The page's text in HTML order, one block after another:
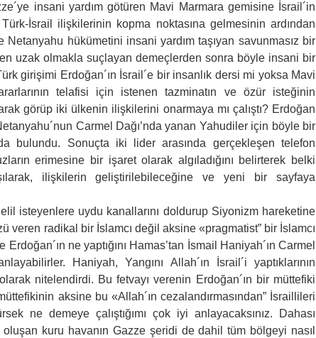
insani yardım götüren Mavi Marmara gemisine İsrail´in
İsrail ilişkilerinin kopma noktasına gelmesinin ardından
Netanyahu hükümetini insani yardım taşıyan savunmasız bir
uzak olmakla suçlayan demeçlerden sonra böyle insani bir
girişimi Erdoğan´ın İsrail´e bir insanlık dersi mi yoksa Mavi
telafisi için istenen tazminatın ve özür isteğinin
görüp iki ülkenin ilişkilerini onarmaya mı çalıştı? Erdoğan
Carmel Dağı’nda yanan Yahudiler için böyle bir
bulundu. Sonuçta iki lider arasında gerçekleşen telefon
erimesine bir işaret olarak algıladığını belirterek belki
ilişkilerin geliştirilebileceğine ve yeni bir sayfaya
isteyenlere uydu kanallarını doldurup Siyonizm hareketine
veren radikal bir İslamcı değil aksine «pragmatist” bir İslamcı
ne yaptığını Hamas’tan İsmail Haniyah´ın Carmel
Haniyah, Yangını Allah´ın İsrail´i yaptıklarının
nitelendirdi. Bu fetvayı verenin Erdoğan´ın bir müttefiki
aksine bu «Allah´ın cezalandırmasından” İsraillileri
ne demeye çalıştığımı çok iyi anlayacaksınız. Dahası
kuru havanın Gazze şeridi de dahil tüm bölgeyi nasıl